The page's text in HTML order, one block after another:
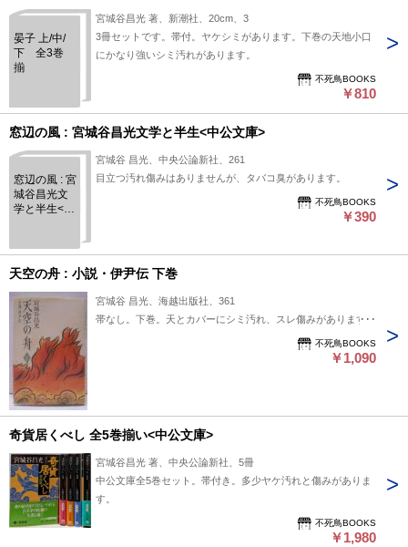
晏子 上/中/
下 全3巻
揃
宮城谷昌光 著、新潮社、20cm、3
3冊セットです。帯付。ヤケシミがあります。下巻の天地小口
にかなり強いシミ汚れがあります。
不死鳥BOOKS
￥810
窓辺の風 : 宮城谷昌光文学と半生<中公文庫>
窓辺の風 : 宮
城谷昌光文
学と半生<中
宮城谷 昌光、中央公論新社、261
目立つ汚れ傷みはありませんが、タバコ臭があります。
不死鳥BOOKS
￥390
天空の舟 : 小説・伊尹伝 下巻
宮城谷 昌光、海越出版社、361
帯なし。下巻。天とカバーにシミ汚れ、スレ傷みがあります。
不死鳥BOOKS
￥1,090
奇貨居くべし 全5巻揃い<中公文庫>
宮城谷昌光 著、中央公論新社、5冊
中公文庫全5巻セット。帯付き。多少ヤケ汚れと傷みがありま
す。
不死鳥BOOKS
￥1,980